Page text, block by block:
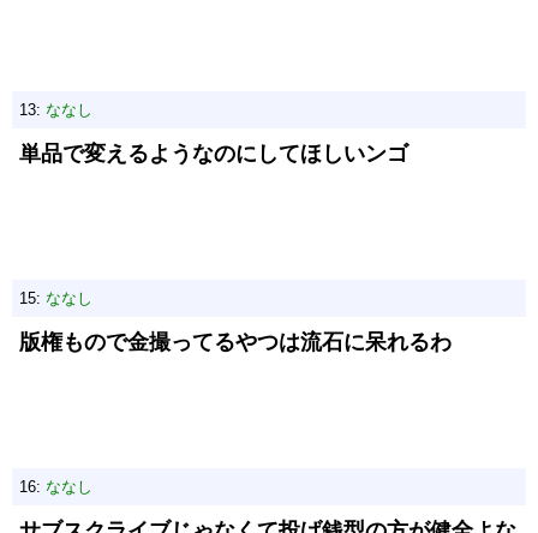
13: ななし
単品で変えるようなのにしてほしいンゴ
15: ななし
版権もので金撮ってるやつは流石に呆れるわ
16: ななし